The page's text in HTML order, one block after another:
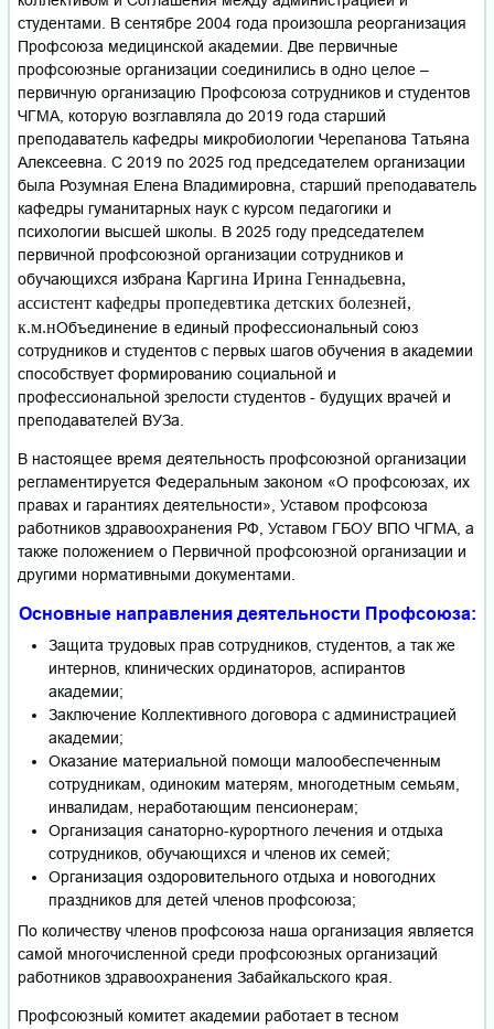
студентами. В сентябре 2004 года произошла реорганизация
Профсоюза медицинской академии. Две первичные
профсоюзные организации соединились в одно целое –
первичную организацию Профсоюза сотрудников и студентов
ЧГМА, которую возглавляла до 2019 года старший
преподаватель кафедры микробиологии Черепанова Татьяна
Алексеевна. С 2019 по 2025 год председателем организации
была Розумная Елена Владимировна, старший преподаватель
кафедры гуманитарных наук с курсом педагогики и
психологии высшей школы. В 2025 году председателем
первичной профсоюзной организации сотрудников и
обучающихся избрана Каргина Ирина Геннадьевна,
ассистент кафедры пропедевтика детских болезней,
к.м.нОбъединение в единый профессиональный союз
сотрудников и студентов с первых шагов обучения в академии
способствует формированию социальной и
профессиональной зрелости студентов - будущих врачей и
преподавателей ВУЗа.
В настоящее время деятельность профсоюзной организации
регламентируется Федеральным законом «О профсоюзах, их
правах и гарантиях деятельности», Уставом профсоюза
работников здравоохранения РФ, Уставом ГБОУ ВПО ЧГМА, а
также положением о Первичной профсоюзной организации и
другими нормативными документами.
Основные направления деятельности Профсоюза:
Защита трудовых прав сотрудников, студентов, а так же
интернов, клинических ординаторов, аспирантов
академии;
Заключение Коллективного договора с администрацией
академии;
Оказание материальной помощи малообеспеченным
сотрудникам, одиноким матерям, многодетным семьям,
инвалидам, неработающим пенсионерам;
Организация санаторно-курортного лечения и отдыха
сотрудников, обучающихся и членов их семей;
Организация оздоровительного отдыха и новогодних
праздников для детей членов профсоюза;
По количеству членов профсоюза наша организация является
самой многочисленной среди профсоюзных организаций
работников здравоохранения Забайкальского края.
Профсоюзный комитет академии работает в тесном